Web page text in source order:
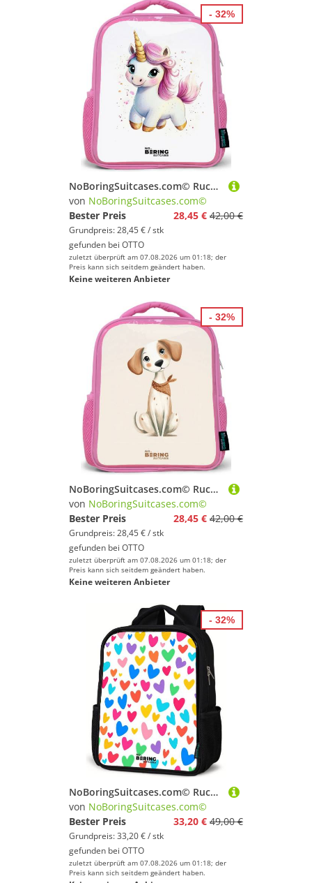
NoBoringSuitcases.com© Rucksack Rosa - Weißes Einhorn mit rosa Mähne, Kinderrucksack, Schulrucksack, Freizeitrucksack, Mädchen, Kindergarten
von NoBoringSuitcases.com©
Bester Preis
28,45 € 42,00 €
Grundpreis: 28,45 € / stk
gefunden bei OTTO
zuletzt überprüft am 07.08.2026 um 01:18; der
Preis kann sich seitdem geändert haben.
Keine weiteren Anbieter
- 32%
NoBoringSuitcases.com© Rucksack Rosa - Braun gefleckter Welpe auf beigem Hintergrund, Kinderrucksack, Schulrucksack, Freizeitrucksack, Mädchen, Kindergarten
von NoBoringSuitcases.com©
Bester Preis
28,45 € 42,00 €
Grundpreis: 28,45 € / stk
gefunden bei OTTO
zuletzt überprüft am 07.08.2026 um 01:18; der
Preis kann sich seitdem geändert haben.
Keine weiteren Anbieter
- 32%
NoBoringSuitcases.com© Rucksack Bunte Herzen, Kinderrucksack Schwarz, Schulrucksack, Freizeitrucksack Jungen Mädchen
von NoBoringSuitcases.com©
Bester Preis
33,20 € 49,00 €
Grundpreis: 33,20 € / stk
gefunden bei OTTO
zuletzt überprüft am 07.08.2026 um 01:18; der
Preis kann sich seitdem geändert haben.
- 32%